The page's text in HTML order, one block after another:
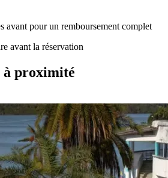
avant pour un remboursement complet
avant la réservation
à proximité